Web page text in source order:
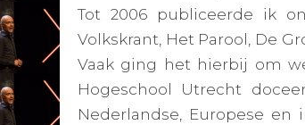
Tot 2006 publiceerde ik
Volkskrant, Het Parool, De
Vaak ging het hierbij om
Hogeschool Utrecht
Nederlandse, Europese